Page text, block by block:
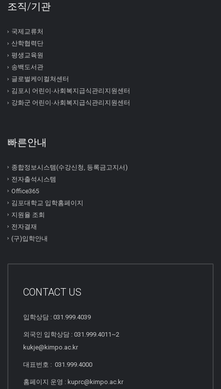
조직/기관
국제교류처
산학협력단
평생교육원
송백도서관
글로벌케이컬쳐센터
김포시 어린이∙사회복지급식관리지원센터
강화군 어린이∙사회복지급식관리지원센터
빠른안내
종합정보시스템(수강신청, 등록금고지서)
전자출석시스템
Office365
김포대학교 입학홈페이지
지원율 조회
전자결재
(구)입학안내
CONTACT US
입학상담 : 031.999.4039
외국인 입학상담 : 031.999.4011~2
kukje@kimpo.ac.kr
대표번호 : 031.999.4000
홈페이지 운영 : kuprc@kimpo.ac.kr